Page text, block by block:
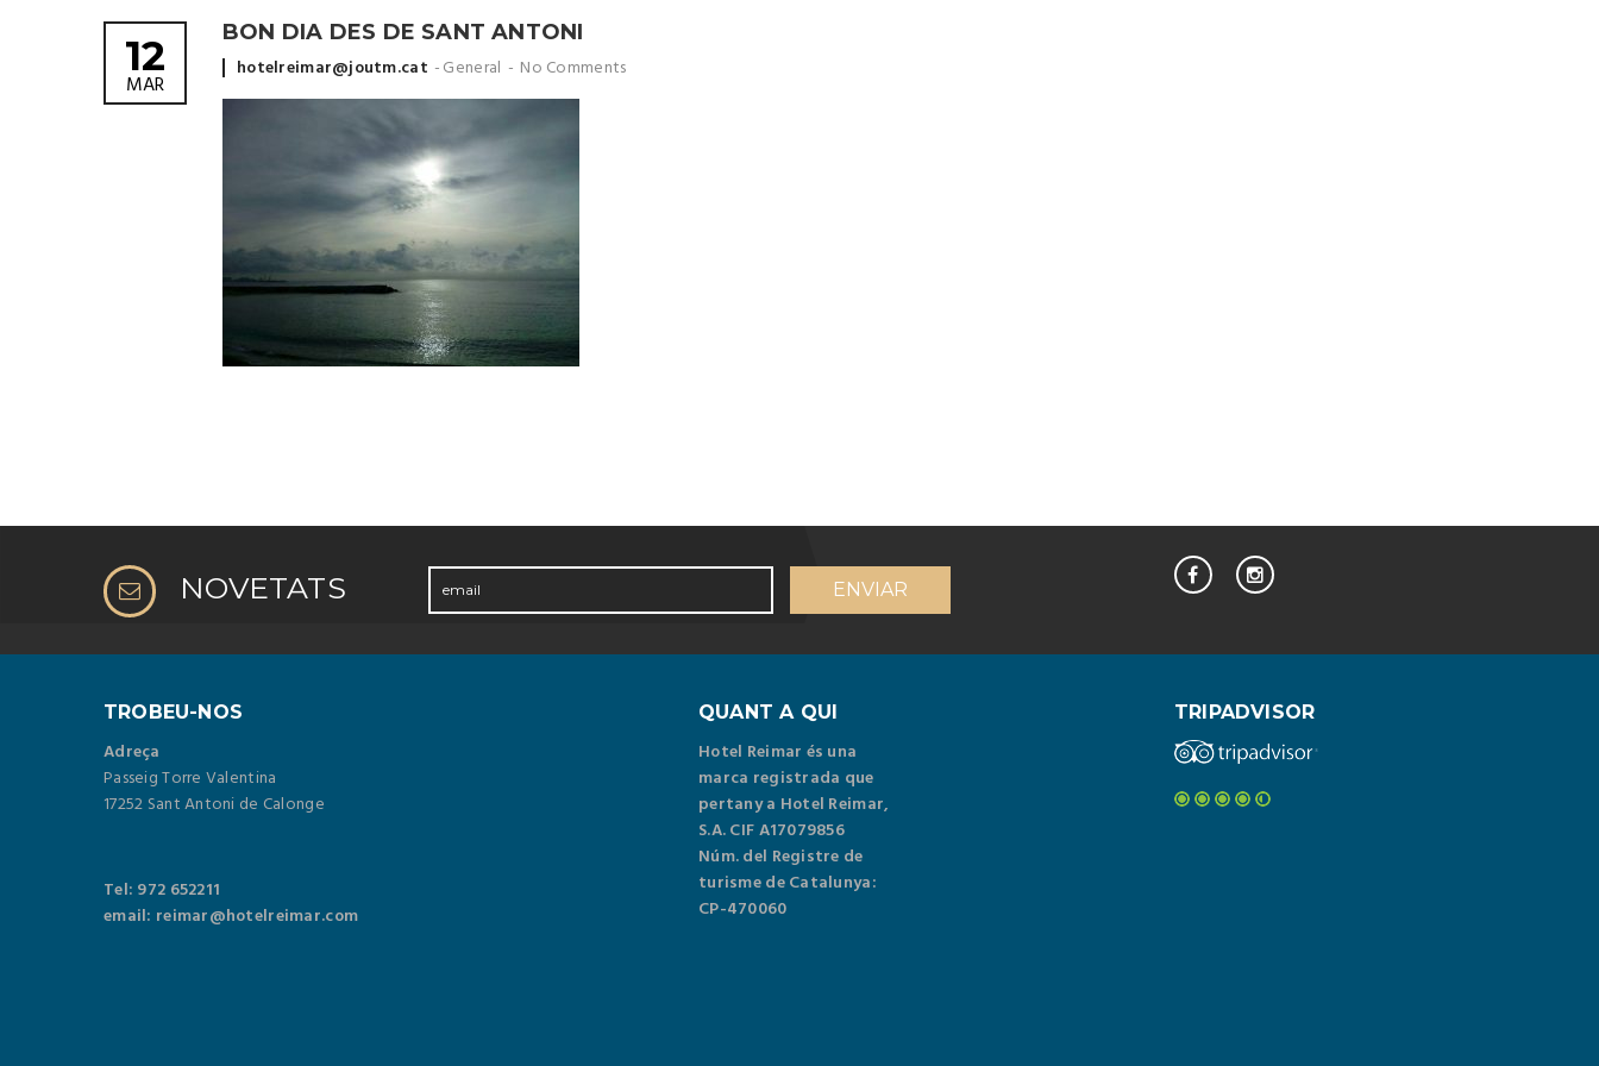
BON DIA DES DE SANT ANTONI
12
MAR
Posted
by
hotelreimar@joutm.cat General No Comments
NOVETATS
TROBEU-NOS
Adreça
Passeig Torre Valentina
17252 Sant Antoni de Calonge
Tel: 972 652211
email: reimar@hotelreimar.com
QUANT A QUI
Hotel Reimar és una
marca registrada que
pertany a Hotel Reimar,
S.A. CIF A17079856
Núm. del Registre de
turisme de Catalunya:
CP-470060
TRIPADVISOR